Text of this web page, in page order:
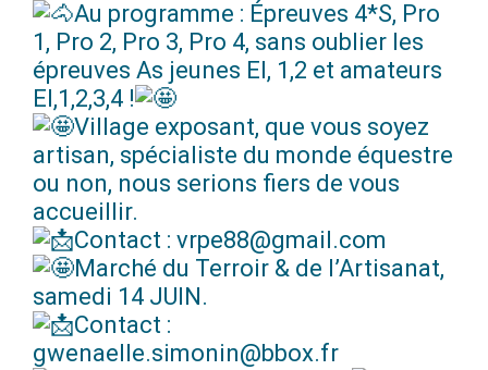
Au programme : Épreuves 4*S, Pro
1, Pro 2, Pro 3, Pro 4, sans oublier les
épreuves As jeunes El, 1,2 et amateurs
El,1,2,3,4 !
Village exposant, que vous soyez
artisan, spécialiste du monde équestre
ou non, nous serions fiers de vous
accueillir.
Contact : vrpe88@gmail.com
Marché du Terroir & de l’Artisanat,
samedi 14 JUIN.
Contact :
gwenaelle.simonin@bbox.fr